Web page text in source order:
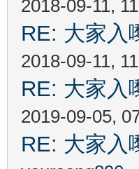
2018-09-11,
RE: 大家入
2018-09-11,
RE: 大家入
2019-09-05,
RE: 大家入